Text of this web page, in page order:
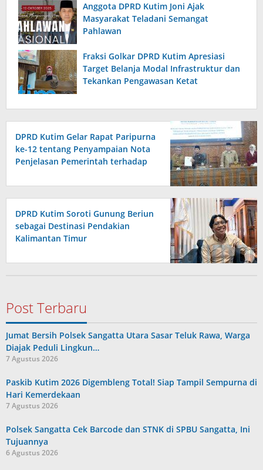
Anggota DPRD Kutim Joni Ajak
Masyarakat Teladani Semangat
Pahlawan
Fraksi Golkar DPRD Kutim Apresiasi
Target Belanja Modal Infrastruktur dan
Tekankan Pengawasan Ketat
DPRD Kutim Gelar Rapat Paripurna
ke-12 tentang Penyampaian Nota
Penjelasan Pemerintah terhadap
DPRD Kutim Soroti Gunung Beriun
sebagai Destinasi Pendakian
Kalimantan Timur
Post Terbaru
Jumat Bersih Polsek Sangatta Utara Sasar Teluk Rawa, Warga
Diajak Peduli Lingkun…
7 Agustus 2026
Paskib Kutim 2026 Digembleng Total! Siap Tampil Sempurna di
Hari Kemerdekaan
7 Agustus 2026
Polsek Sangatta Cek Barcode dan STNK di SPBU Sangatta, Ini
Tujuannya
6 Agustus 2026